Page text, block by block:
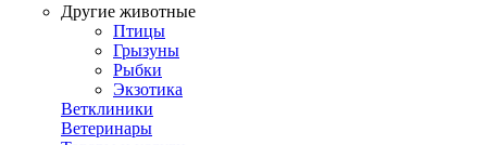
Другие животные
Птицы
Грызуны
Рыбки
Экзотика
Ветклиники
Ветеринары